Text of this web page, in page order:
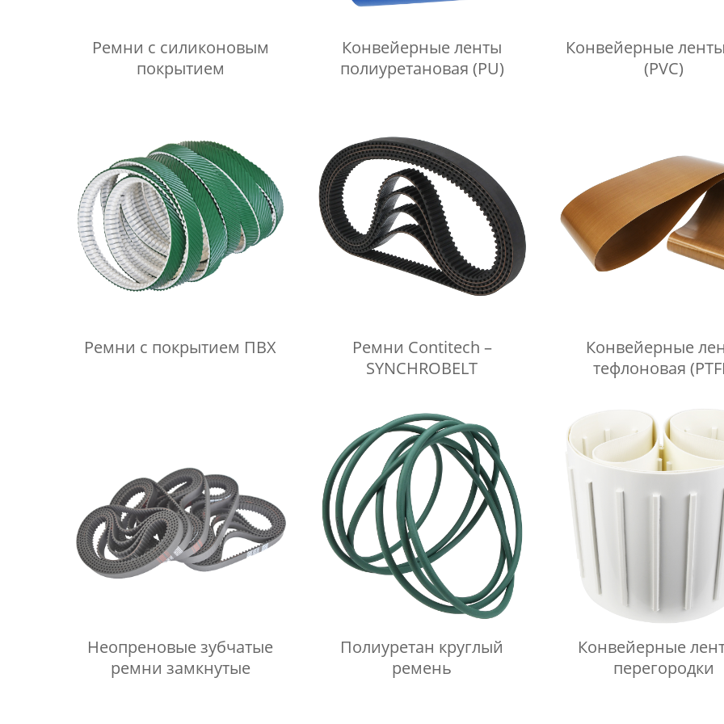
Ремни с силиконовым
покрытием
Конвейерные ленты
полиуретановая (PU)
Конвейерные
(PVC)
Ремни с покрытием ПВХ
Ремни Contitech –
SYNCHROBELT
Конвейерные
тефлоновая
Неопреновые зубчатые
ремни замкнутые
Полиуретан круглый
ремень
Конвейерные
перегородки